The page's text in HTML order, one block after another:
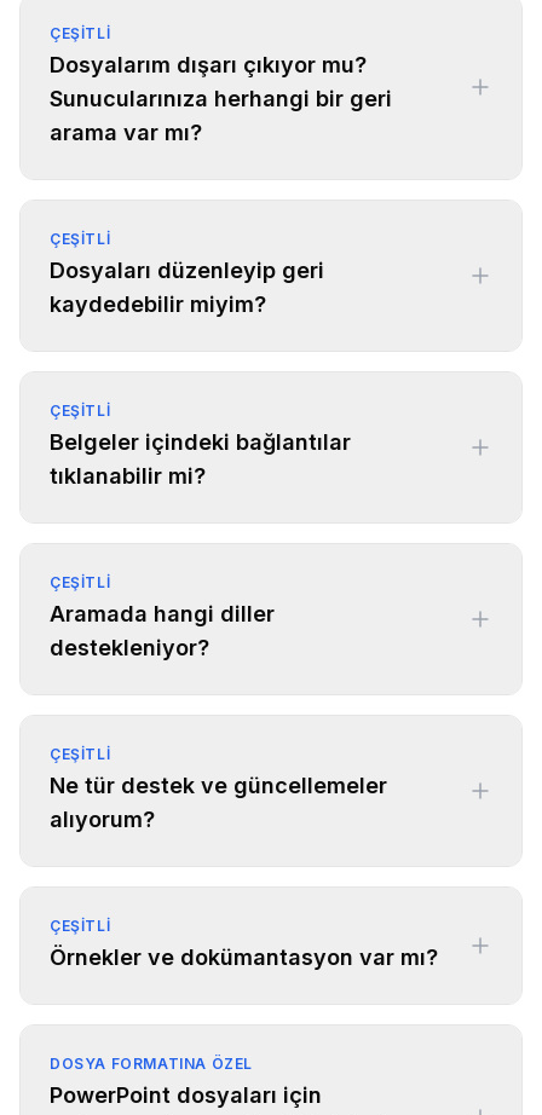
ÇEŞITLI
Dosyalarım dışarı çıkıyor mu?
Sunucularınıza herhangi bir geri
arama var mı?
ÇEŞITLI
Dosyaları düzenleyip geri
kaydedebilir miyim?
ÇEŞITLI
Belgeler içindeki bağlantılar
tıklanabilir mi?
ÇEŞITLI
Aramada hangi diller
destekleniyor?
ÇEŞITLI
Ne tür destek ve güncellemeler
alıyorum?
ÇEŞITLI
Örnekler ve dokümantasyon var mı?
DOSYA FORMATINA ÖZEL
PowerPoint dosyaları için